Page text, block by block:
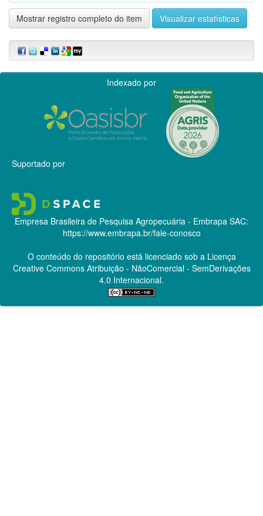
Mostrar registro completo do item Visualizar estatísticas
Indexado por
Suportado por
Empresa Brasileira de Pesquisa Agropecuária - Embrapa SAC:
https://www.embrapa.br/fale-conosco
O conteúdo do repositório está licenciado sob a Licença
Creative CommonsAtribuição - NãoComercial - SemDerivações
4.0 Internacional.